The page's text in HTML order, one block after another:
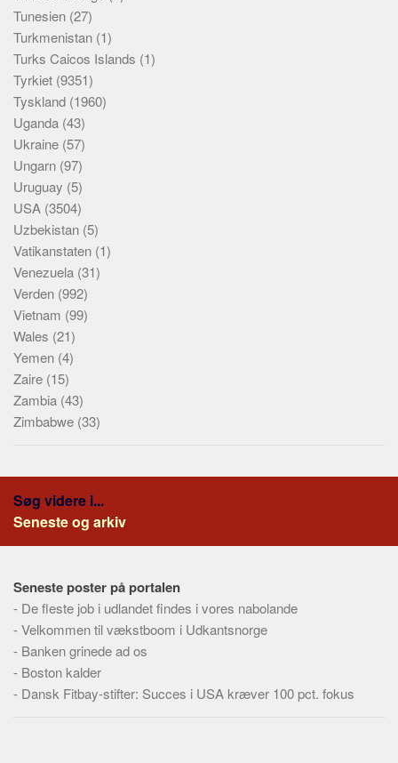
Tunesien (27)
Turkmenistan (1)
Turks Caicos Islands (1)
Tyrkiet (9351)
Tyskland (1960)
Uganda (43)
Ukraine (57)
Ungarn (97)
Uruguay (5)
USA (3504)
Uzbekistan (5)
Vatikanstaten (1)
Venezuela (31)
Verden (992)
Vietnam (99)
Wales (21)
Yemen (4)
Zaire (15)
Zambia (43)
Zimbabwe (33)
Søg videre i...
Seneste og arkiv
Seneste poster på portalen
- De fleste job i udlandet findes i vores nabolande
-Velkommen til vækstboom i Udkantsnorge
- Banken grinede ad os
- Boston kalder
- Dansk Fitbay-stifter: Succes i USA kræver 100 pct. fokus